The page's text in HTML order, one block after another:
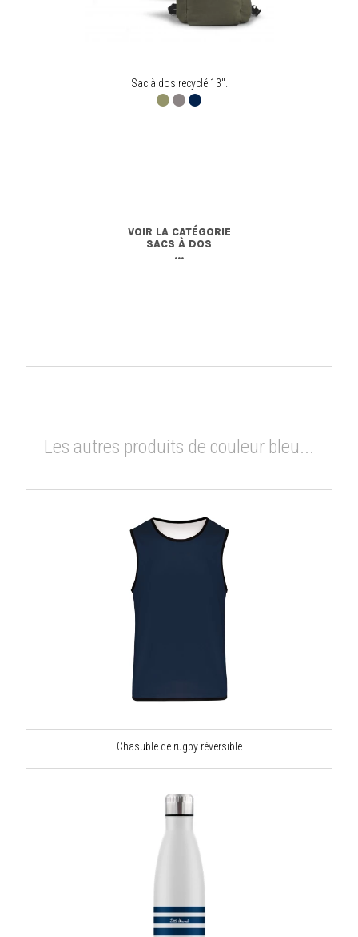
Sac à dos recyclé 13".
VOIR LA CATÉGORIE
SACS À DOS
...
Les autres produits de couleur bleu...
Chasuble de rugby réversible